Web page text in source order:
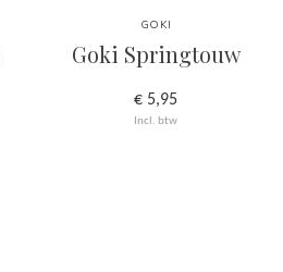
GOKI
Goki Springtouw
€ 5,95
Incl. btw